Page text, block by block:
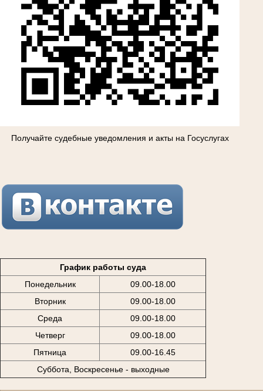
Получайте судебные уведомления и акты на Госуслугах
График работы суда
Понедельник
09.00-18.00
Вторник
09.00-18.00
Среда
09.00-18.00
Четверг
09.00-18.00
Пятница
09.00-16.45
Суббота, Воскресенье - выходные